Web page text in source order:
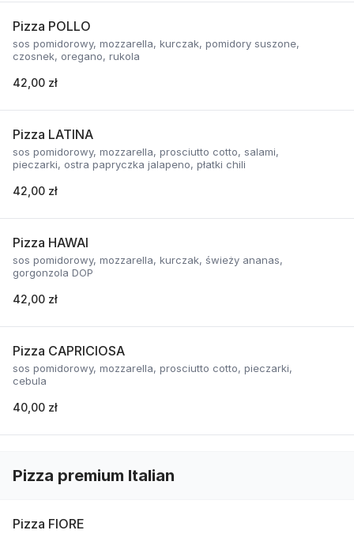
Pizza POLLO
sos pomidorowy, mozzarella, kurczak, pomidory suszone,
czosnek, oregano, rukola
42,00 zł
Pizza LATINA
sos pomidorowy, mozzarella, prosciutto cotto, salami,
pieczarki, ostra papryczka jalapeno, płatki chili
42,00 zł
Pizza HAWAI
sos pomidorowy, mozzarella, kurczak, świeży ananas,
gorgonzola DOP
42,00 zł
Pizza CAPRICIOSA
sos pomidorowy, mozzarella, prosciutto cotto, pieczarki,
cebula
40,00 zł
Pizza premium Italian
Pizza FIORE